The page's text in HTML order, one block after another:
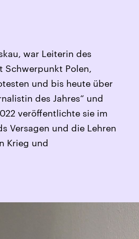
war Leiterin des
Schwerpunkt Polen,
und bis heute über
des Jahres“ und
veröffentlichte sie im
Versagen und die Lehren
Krieg und